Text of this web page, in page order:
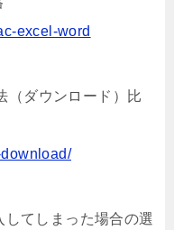
excel-word
（ダウンロード）比
てしまった場合の選